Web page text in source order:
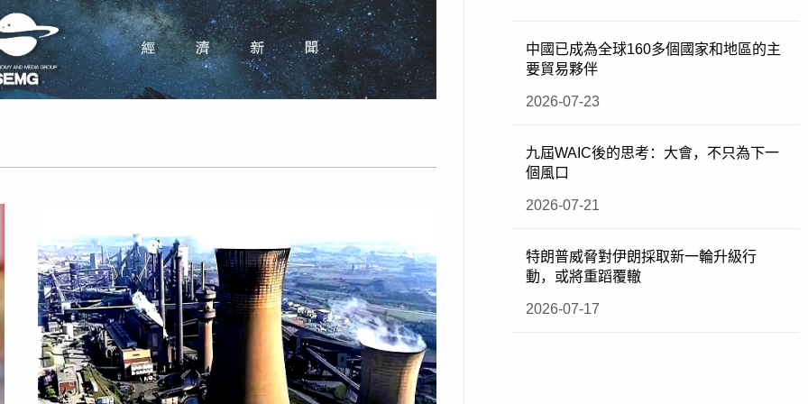
中國已成為全球160多個國家和地區的主
要貿易夥伴
2026-07-23
九屆WAIC後的思考：大會，不只為下一
個風口
2026-07-21
特朗普威脅對伊朗採取新一輪升級行
動，或將重蹈覆轍
2026-07-17